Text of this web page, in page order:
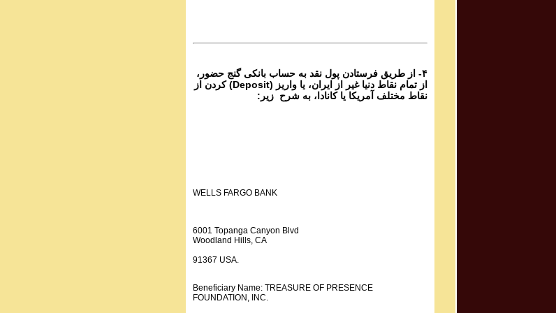
۴- از طریق فرستادن پول نقد به حساب بانکی گنج حضور،
از تمام نقاط دنیا غیر از ایران، یا واریز (Deposit) کردن از
نقاط مختلف آمریکا یا کانادا، به شرح زیر:
WELLS FARGO BANK
6001 Topanga Canyon Blvd
Woodland Hills, CA
91367 USA.
Beneficiary Name: TREASURE OF PRESENCE
FOUNDATION, INC.